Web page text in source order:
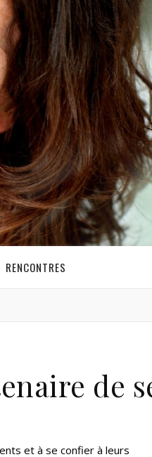
RENCONTRES
de
et à se confier à leurs
sur Cafedunet.